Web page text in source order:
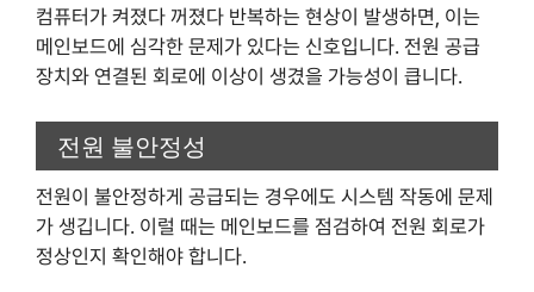
컴퓨터가 켜졌다 꺼졌다 반복하는 현상이 발생하면, 이는
메인보드에 심각한 문제가 있다는 신호입니다. 전원 공급
장치와 연결된 회로에 이상이 생겼을 가능성이 큽니다.
전원 불안정성
전원이 불안정하게 공급되는 경우에도 시스템 작동에 문제
가 생깁니다. 이럴 때는 메인보드를 점검하여 전원 회로가
정상인지 확인해야 합니다.